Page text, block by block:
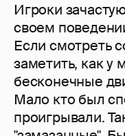
Игроки
своем
Если смотреть
заметить, как у
бесконечные
Мало кто был
проигрывали.